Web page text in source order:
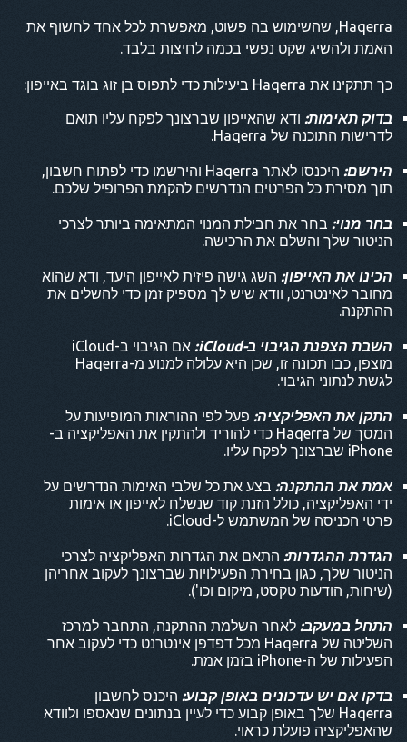
Haqerra, שהשימוש בה פשוט, מאפשרת לכל אחד לחשוף את
האמת ולהשיג שקט נפשי בכמה לחיצות בלבד.
כך תתקינו את Haqerra ביעילות כדי לתפוס בן זוג בוגד באייפון:
בדוק תאימות: ודא שהאייפון שברצונך לפקח עליו תואם
לדרישות התוכנה של Haqerra.
הירשם:
היכנסו לאתר Haqerra והירשמו כדי לפתוח חשבון,
תוך מסירת כל הפרטים הנדרשים להקמת הפרופיל שלכם.
בחר מנוי: בחר את חבילת המנוי המתאימה ביותר לצרכי
הניטור שלך והשלם את הרכישה.
הכינו את האייפון: השג גישה פיזית לאייפון היעד, ודא שהוא
מחובר לאינטרנט, וודא שיש לך מספיק זמן כדי להשלים את
ההתקנה.
השבת הצפנת הגיבוי ב-iCloud:
אם הגיבוי ב-iCloud
מוצפן, כבו תכונה זו, שכן היא עלולה למנוע מ-Haqerra
לגשת לנתוני הגיבוי.
התקן את האפליקציה: פעל לפי ההוראות המופיעות על
המסך של Haqerra כדי להוריד ולהתקין את האפליקציה ב-
iPhone שברצונך לפקח עליו.
אמת את ההתקנה: בצע את כל שלבי האימות הנדרשים על
ידי האפליקציה, כולל הזנת קוד שנשלח לאייפון או אימות
פרטי הכניסה של המשתמש ל-iCloud.
הגדרת ההגדרות: התאם את הגדרות האפליקציה לצרכי
הניטור שלך, כגון בחירת הפעילויות שברצונך לעקוב אחריהן
(שיחות, הודעות טקסט, מיקום וכו').
התחל במעקב: לאחר השלמת ההתקנה, התחבר למרכז
השליטה של Haqerra מכל דפדפן אינטרנט כדי לעקוב אחר
הפעילות של ה-iPhone בזמן אמת.
בדקו אם יש עדכונים באופן קבוע: היכנס לחשבון
Haqerra שלך באופן קבוע כדי לעיין בנתונים שנאספו ולוודא
שהאפליקציה פועלת כראוי.